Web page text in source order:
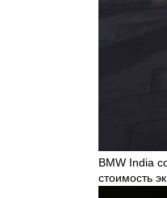
BMW India
стоимость